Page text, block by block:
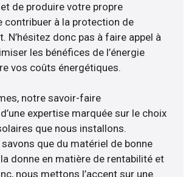
de produire votre propre
contribuer à la protection de
N’hésitez donc pas à faire appel à
les bénéfices de l’énergie
vos coûts énergétiques.
notre savoir-faire
expertise marquée sur le choix
que nous installons.
savons que du matériel de bonne
donne en matière de rentabilité et
nous mettons l’accent sur une